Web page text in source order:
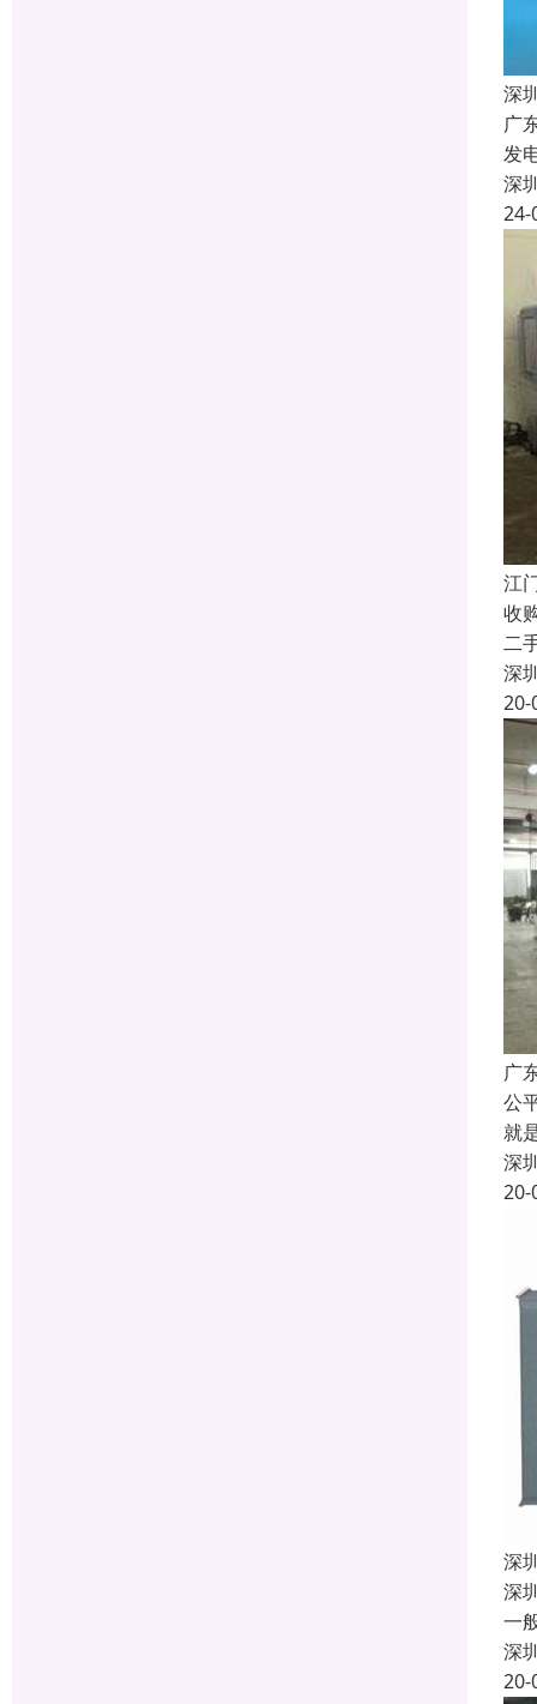
深
广
发
深
24-
江
收
二
深
20-
广
公
就
深
20-
深
深
一
深
20-